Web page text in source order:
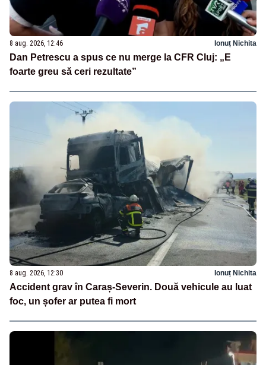
8 aug. 2026, 12:46 Ionuț Nichita
Dan Petrescu a spus ce nu merge la CFR Cluj: „E
foarte greu să ceri rezultate”
8 aug. 2026, 12:30 Ionuț Nichita
Accident grav în Caraș-Severin. Două vehicule au luat
foc, un șofer ar putea fi mort